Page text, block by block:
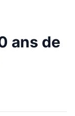
ans de